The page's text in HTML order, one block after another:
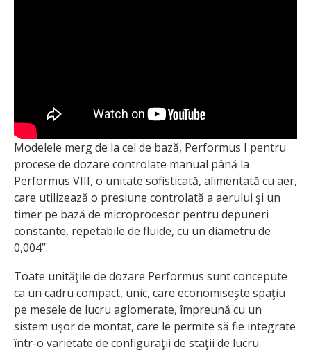
Modelele merg de la cel de bază, Performus I pentru
procese de dozare controlate manual până la
Performus VIII, o unitate sofisticată, alimentată cu aer,
care utilizează o presiune controlată a aerului şi un
timer pe bază de microprocesor pentru depuneri
constante, repetabile de fluide, cu un diametru de
0,004”.
Toate unităţile de dozare Performus sunt concepute
ca un cadru compact, unic, care economiseşte spaţiu
pe mesele de lucru aglomerate, împreună cu un
sistem uşor de montat, care le permite să fie integrate
într-o varietate de configuraţii de staţii de lucru.